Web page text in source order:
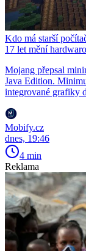
Kdo má starší
17 let mění
Mojang přepsal
Java Edition.
integrované grafiky
Mobify.cz
dnes, 19:46
4 min
Reklama